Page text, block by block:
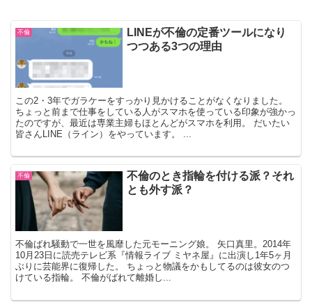
不倫
LINEが不倫の定番ツールになり
つつある3つの理由
この2・3年でガラケーをすっかり見かけることがなくなりました。
ちょっと前まで仕事をしている人がスマホを使っている印象が強かっ
たのですが、最近は専業主婦もほとんどがスマホを利用。 だいたい
皆さんLINE（ライン）をやっています。 ...
不倫
不倫のとき指輪を付ける派？それ
とも外す派？
不倫ばれ騒動で一世を風靡した元モーニング娘。 矢口真里。2014年
10月23日に読売テレビ系『情報ライブ ミヤネ屋』に出演し1年5ヶ月
ぶりに芸能界に復帰した。 ちょっと物議をかもしてるのは彼女のつ
けている指輪。 不倫がばれて離婚し...